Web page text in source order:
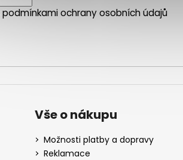
podmínkami ochrany osobních údajů
Vše o nákupu
Možnosti platby a dopravy
Reklamace